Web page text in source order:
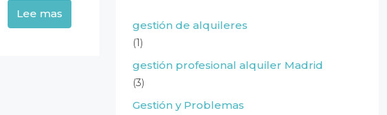
Lee mas
gestión de alquileres
(1)
gestión profesional alquiler Madrid
(3)
Gestión y Problemas